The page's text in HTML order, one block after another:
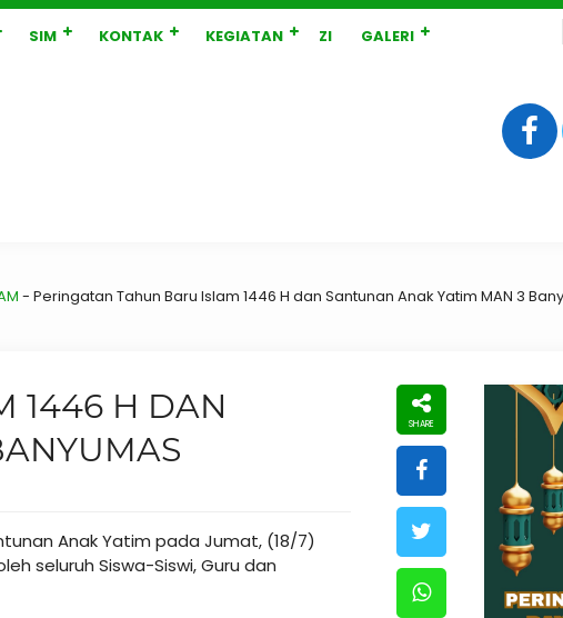
SIM KONTAK KEGIATAN ZI GALERI
- Peringatan Tahun Baru Islam 1446 H dan Santunan Anak Yatim MAN 3
1446 H DAN
Anak Yatim pada Jumat, (18/7)
seluruh Siswa-Siswi, Guru dan